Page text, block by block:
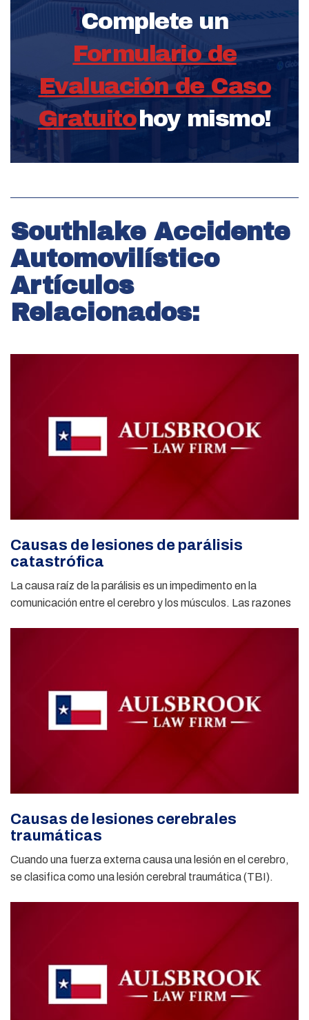
Complete un
Formulario de
Evaluación de Caso
Gratuitohoy mismo!
Southlake Accidente
Automovilístico
Artículos
Relacionados:
Causas de lesiones de parálisis
catastrófica
La causa raíz de la parálisis es un impedimento en la
comunicación entre el cerebro y los músculos. Las razones
Causas de lesiones cerebrales
traumáticas
Cuando una fuerza externa causa una lesión en el cerebro,
se clasifica como una lesión cerebral traumática (TBI).